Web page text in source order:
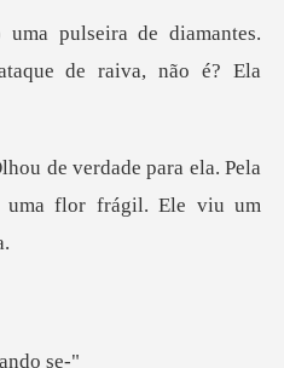
diamantes.
a ela. Pela
uma flor